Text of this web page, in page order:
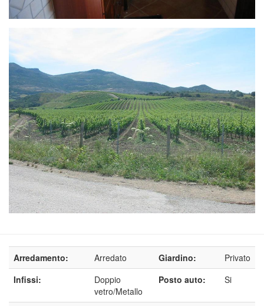
Arredamento: Arredato Giardino:
Privato
Infissi:
Doppio
vetro/Metallo
Posto auto: Si